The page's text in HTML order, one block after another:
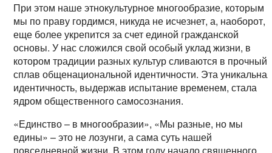
При этом наше этнокультурное многообразие, которым
мы по праву гордимся, никуда не исчезнет, а, наоборот,
еще более укрепится за счет единой гражданской
основы. У нас сложился свой особый уклад жизни, в
котором традиции разных культур сливаются в прочный
сплав общенациональной идентичности. Эта
идентичность, выдержав испытание временем, стала
ядром общественного самосознания.
«Единство – в многообразии», «Мы разные, но мы
едины» – это не лозунги, а сама суть нашей